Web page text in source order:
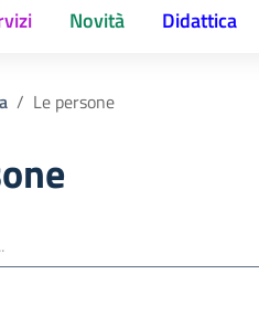
Novità Didattica
Le persone